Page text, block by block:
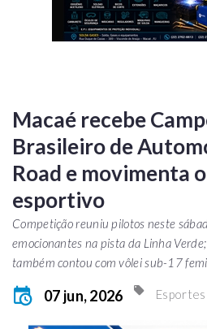
Macaé recebe
Brasileiro de
Road e movimenta
esportivo
Competição reuniu pilotos neste
emocionantes na pista da Linha
também contou com vôlei sub-17
07 jun, 2026